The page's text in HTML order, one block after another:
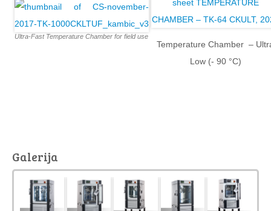
Ultra-Fast Temperature Chamber for field use
Temperature Chamber –
Low (- 90 °C)
Galerija